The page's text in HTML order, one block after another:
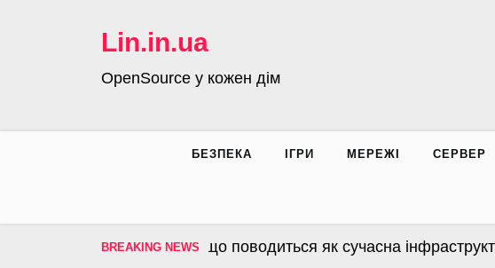
Lin.in.ua
OpenSource у кожен дім
БЕЗПЕКА ІГРИ МЕРЕЖІ СЕРВЕР
BREAKING NEWS
система, що поводиться як сучасна інфраструктура |